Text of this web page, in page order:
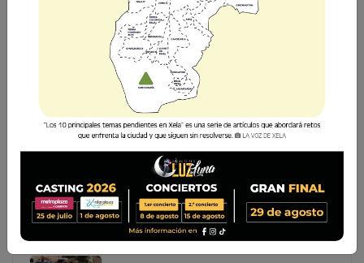
XELAJÚ DEBE PASAR LA PÁGINA Y ENFOCARSE EN
Xelajú MC comienza con una derrota su participación en
el Torneo Apertura 2026 al caer 1-0 frente a Deportivo
San Pedro, este sábado en el Estadio Marquesa de la
Ensenada, en San Marcos, por la primera jornada del
campeonato naci
Xelajú MC comienza con una derrota su participación
en el Torneo Apertura 2026 al caer 1-0 frente a
Deportivo San Pedro, este sábado en el Estadio
Marquesa de la Ensenada, en San Marcos, por la
primera jornada del campeonato naci...